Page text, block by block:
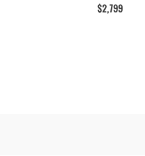
$2,799